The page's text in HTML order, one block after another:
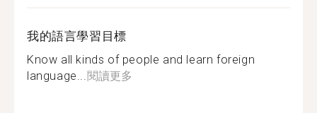
我的語言學習目標
Know all kinds of people and learn foreign
language...閱讀更多